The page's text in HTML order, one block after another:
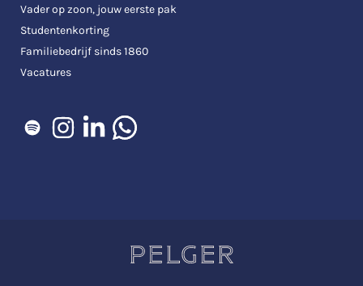
Vader op zoon, jouw eerste pak
Studentenkorting
Familiebedrijf sinds 1860
Vacatures